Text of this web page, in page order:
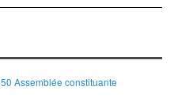
Assemblée constituante